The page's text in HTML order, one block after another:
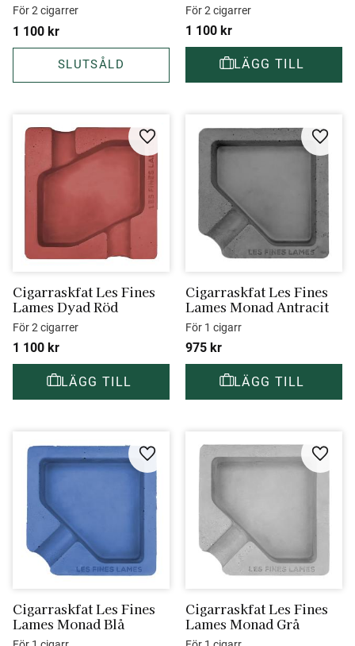
För 2 cigarrer
1 100 kr
För 2 cigarrer
1 100 kr
Cigarraskfat Les Fines
Lames Dyad Röd
För 2 cigarrer
1 100 kr
Lägg till i favoriter
Cigarraskfat Les Fines
Lames Monad Antracit
För 1 cigarr
975 kr
Lägg
Cigarraskfat Les Fines
Lames Monad Blå
Lägg till i favoriter
Cigarraskfat Les Fines
Lames Monad Grå
Lägg